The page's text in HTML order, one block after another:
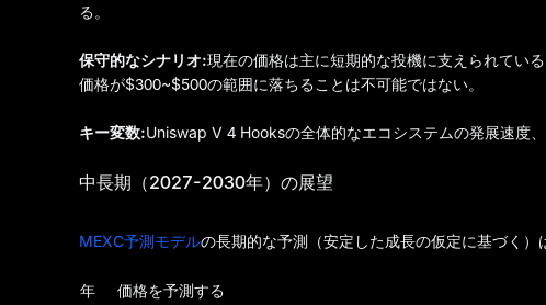
る。
保守的なシナリオ:現在の価格は主に短期的な投機に支えられてい
価格が$300~$500の範囲に落ちることは不可能ではない。
キー変数:Uniswap V 4 Hooksの全体的なエコシステムの発展速度
中長期（2027-2030年）の展望
MEXC予測モデルの長期的な予測（安定した成長の仮定に基づく）
年
価格を予測する